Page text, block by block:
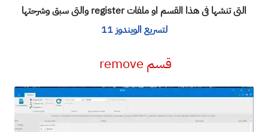
التى تنشها فى هذا القسم او ملفات register والتى سبق وشرحتها
لتسريع الويندوز 11
قسم remove